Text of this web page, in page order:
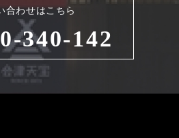
合わせはこちら
340-142